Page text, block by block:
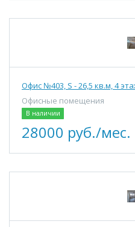
Офис №403, S - 26,5 кв.м, 4
Офисные помещения
В наличии
28000 руб./мес.